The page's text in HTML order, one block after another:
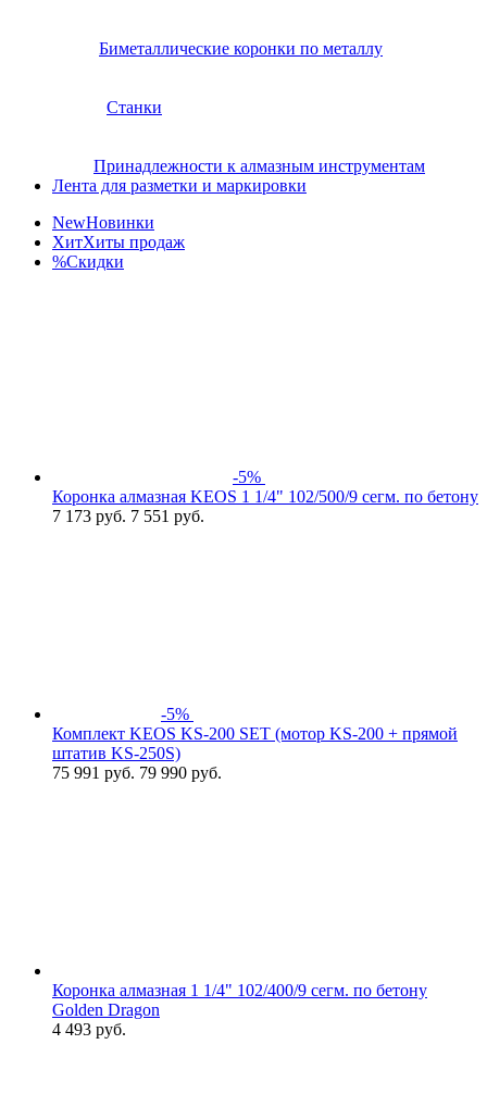
Биметаллические коронки по металлу
Станки
Принадлежности к алмазным инструментам
Лента для разметки и маркировки
NewНовинки
ХитХиты продаж
%Скидки
-5%
Коронка алмазная KEOS 1 1/4" 102/500/9 сегм. по бетону
7 173 руб. 7 551 руб.
-5%
Комплект KEOS KS-200 SET (мотор KS-200 + прямой
штатив KS-250S)
75 991 руб. 79 990 руб.
Коронка алмазная 1 1/4" 102/400/9 сегм. по бетону
Golden Dragon
4 493 руб.